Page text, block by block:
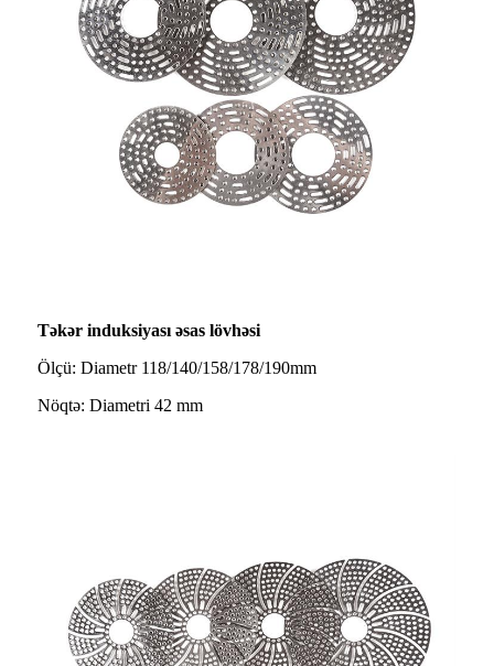
Təkər induksiyası əsas lövhəsi
Ölçü: Diametr 118/140/158/178/190mm
Nöqtə: Diametri 42 mm